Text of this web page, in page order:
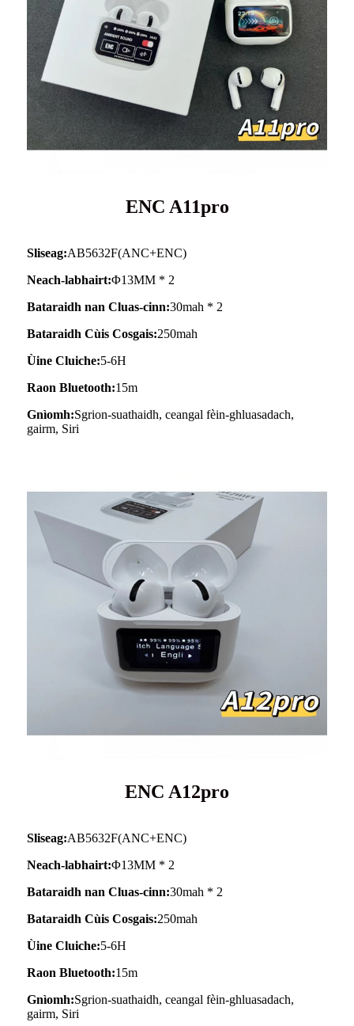
ENC A11pro
Sliseag:AB5632F(ANC+ENC)
Neach-labhairt:Φ13MM * 2
Bataraidh nan Cluas-cinn:30mah * 2
Bataraidh Cùis Cosgais:250mah
Ùine Cluiche:5-6H
Raon Bluetooth:15m
Gnìomh:Sgrion-suathaidh, ceangal fèin-ghluasadach,
gairm, Siri
ENC A12pro
Sliseag:AB5632F(ANC+ENC)
Neach-labhairt:Φ13MM * 2
Bataraidh nan Cluas-cinn:30mah * 2
Bataraidh Cùis Cosgais:250mah
Ùine Cluiche:5-6H
Raon Bluetooth:15m
Gnìomh:Sgrion-suathaidh, ceangal fèin-ghluasadach,
gairm, Siri